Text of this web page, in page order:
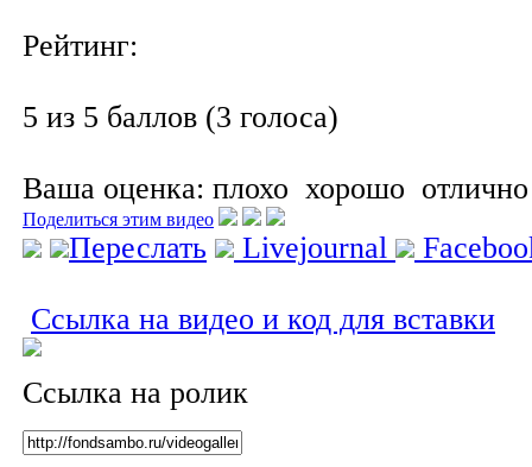
Рейтинг:
5 из 5 баллов (3 голоса)
Ваша оценка: плохо хорошо отлично
Поделиться этим видео
Переслать Livejournal
Ссылка на видео и код для вставки
Ссылка на ролик